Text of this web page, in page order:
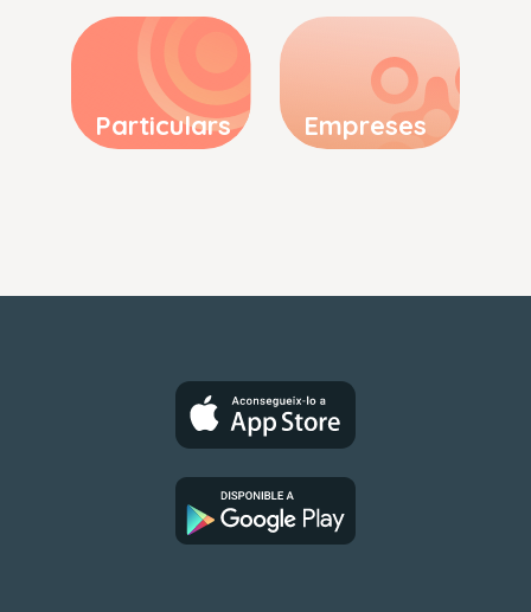
Particulars Empreses